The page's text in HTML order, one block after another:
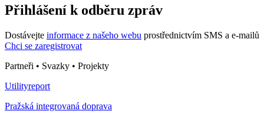
Přihlášení k odběru zpráv
Dostávejte informace z našeho webu prostřednictvím SMS a e-mailů
Chci se zaregistrovat
Partneři • Svazky • Projekty
Utilityreport
Pražská integrovaná doprava